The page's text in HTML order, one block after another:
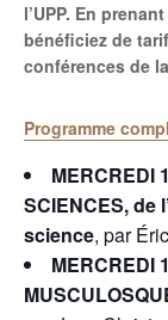
l’UPP. En prenant
bénéficiez de
conférences de
Programme
MERCREDI
SCIENCES, de
science, par
MERCREDI